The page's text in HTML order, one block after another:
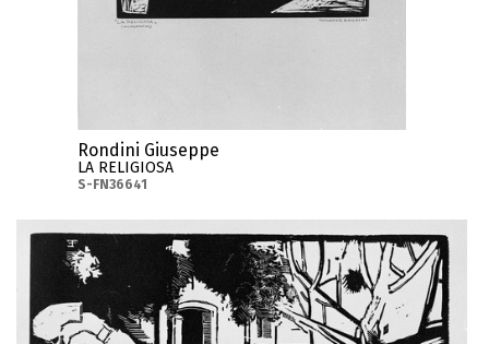
Rondini Giuseppe
LA RELIGIOSA
S-FN36641